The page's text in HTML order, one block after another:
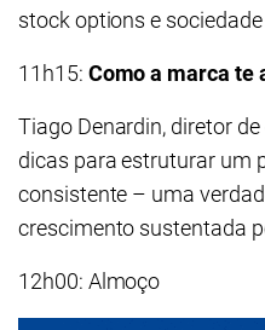
stock options e
11h15: Como a marca te
Tiago Denardin, diretor
dicas para estruturar um
consistente – uma
crescimento sustentada
12h00: Almoço